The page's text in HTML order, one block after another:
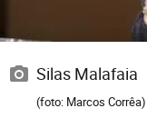
Silas Malafaia
(foto: Marcos Corrêa)